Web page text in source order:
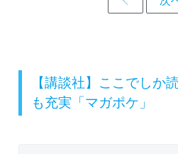
【講談社】ここでしか
も充実「マガポケ」